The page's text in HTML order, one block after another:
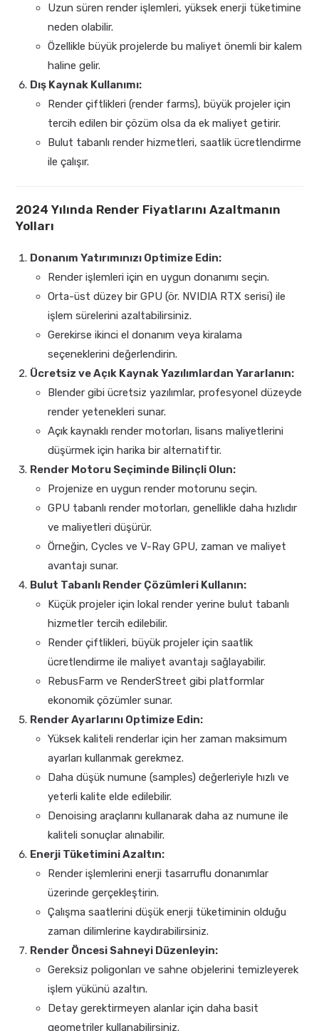
Uzun süren render işlemleri, yüksek enerji tüketimine
neden olabilir.
Özellikle büyük projelerde bu maliyet önemli bir kalem
haline gelir.
Dış Kaynak Kullanımı:
Render çiftlikleri (render farms), büyük projeler için
tercih edilen bir çözüm olsa da ek maliyet getirir.
Bulut tabanlı render hizmetleri, saatlik ücretlendirme
ile çalışır.
2024 Yılında Render Fiyatlarını Azaltmanın
Yolları
Donanım Yatırımınızı Optimize Edin:
Render işlemleri için en uygun donanımı seçin.
Orta-üst düzey bir GPU (ör. NVIDIA RTX serisi) ile
işlem sürelerini azaltabilirsiniz.
Gerekirse ikinci el donanım veya kiralama
seçeneklerini değerlendirin.
Ücretsiz ve Açık Kaynak Yazılımlardan Yararlanın:
Blender gibi ücretsiz yazılımlar, profesyonel düzeyde
render yetenekleri sunar.
Açık kaynaklı render motorları, lisans maliyetlerini
düşürmek için harika bir alternatiftir.
Render Motoru Seçiminde Bilinçli Olun:
Projenize en uygun render motorunu seçin.
GPU tabanlı render motorları, genellikle daha hızlıdır
ve maliyetleri düşürür.
Örneğin, Cycles ve V-Ray GPU, zaman ve maliyet
avantajı sunar.
Bulut Tabanlı Render Çözümleri Kullanın:
Küçük projeler için lokal render yerine bulut tabanlı
hizmetler tercih edilebilir.
Render çiftlikleri, büyük projeler için saatlik
ücretlendirme ile maliyet avantajı sağlayabilir.
RebusFarm ve RenderStreet gibi platformlar
ekonomik çözümler sunar.
Render Ayarlarını Optimize Edin:
Yüksek kaliteli renderlar için her zaman maksimum
ayarları kullanmak gerekmez.
Daha düşük numune (samples) değerleriyle hızlı ve
yeterli kalite elde edilebilir.
Denoising araçlarını kullanarak daha az numune ile
kaliteli sonuçlar alınabilir.
Enerji Tüketimini Azaltın:
Render işlemlerini enerji tasarruflu donanımlar
üzerinde gerçekleştirin.
Çalışma saatlerini düşük enerji tüketiminin olduğu
zaman dilimlerine kaydırabilirsiniz.
Render Öncesi Sahneyi Düzenleyin:
Gereksiz poligonları ve sahne objelerini temizleyerek
işlem yükünü azaltın.
Detay gerektirmeyen alanlar için daha basit
geometriler kullanabilirsiniz.